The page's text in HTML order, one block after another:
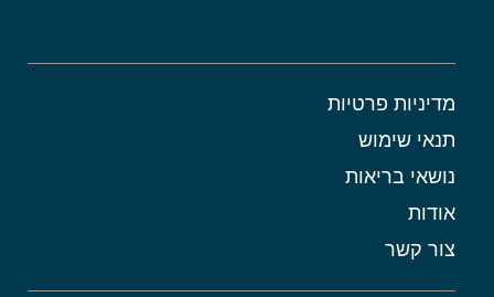
מדיניות פרטיות
תנאי שימוש
נושאי בריאות
אודות
צור קשר